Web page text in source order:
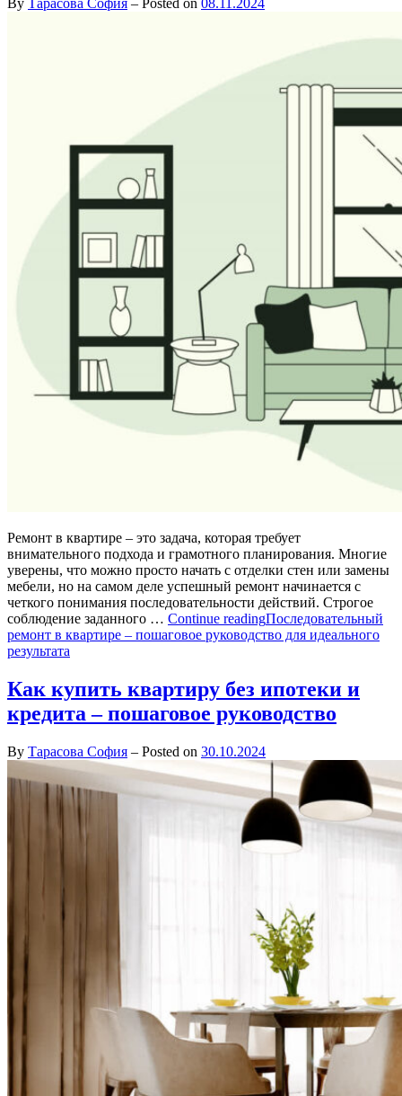
By Тарасова София – Posted on 08.11.2024
Ремонт в квартире – это задача, которая требует
внимательного подхода и грамотного планирования. Многие
уверены, что можно просто начать с отделки стен или замены
мебели, но на самом деле успешный ремонт начинается с
четкого понимания последовательности действий. Строгое
соблюдение заданного … Continue readingПоследовательный
ремонт в квартире – пошаговое руководство для идеального
результата
Как купить квартиру без ипотеки и
кредита – пошаговое руководство
By Тарасова София – Posted on 30.10.2024